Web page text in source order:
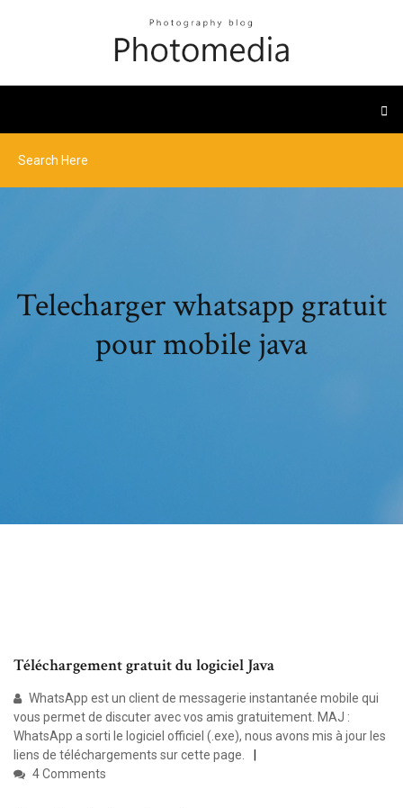
Telecharger whatsapp gratuit
pour mobile java
Téléchargement gratuit du logiciel Java
WhatsApp est un client de messagerie instantanée mobile qui
vous permet de discuter avec vos amis gratuitement. MAJ :
WhatsApp a sorti le logiciel officiel (.exe), nous avons mis à jour les
liens de téléchargements sur cette page.
4 Comments